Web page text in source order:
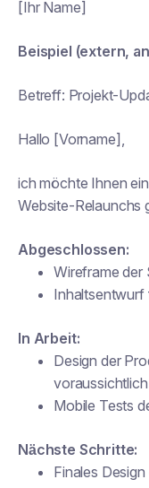
[Ihr Name]
Beispiel (extern,
Betreff: Projekt-
Hallo [Vorname],
ich möchte Ihnen
Website-Relaunchs
Abgeschlossen:
Wireframe der
Inhaltsentwurf
In Arbeit:
Design der
Mobile Tests
Nächste Schritte:
Finales